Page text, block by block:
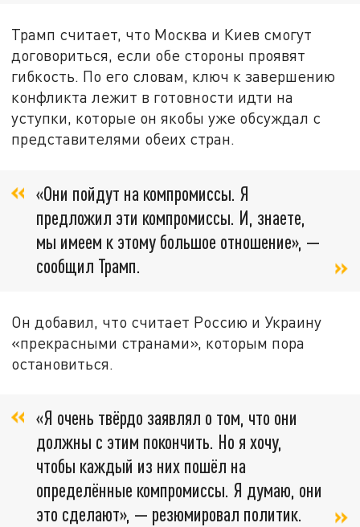
Трамп считает, что Москва и Киев смогут
договориться, если обе стороны проявят
гибкость. По его словам, ключ к завершению
конфликта лежит в готовности идти на
уступки, которые он якобы уже обсуждал с
представителями обеих стран.
«Они пойдут на компромиссы. Я
предложил эти компромиссы. И, знаете,
мы имеем к этому большое отношение», —
сообщил Трамп.
Он добавил, что считает Россию и Украину
«прекрасными странами», которым пора
остановиться.
«Я очень твёрдо заявлял о том, что они
должны с этим покончить. Но я хочу,
чтобы каждый из них пошёл на
определённые компромиссы. Я думаю, они
это сделают», — резюмировал политик.